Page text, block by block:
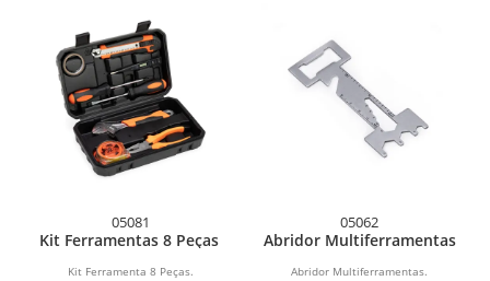
05081
Kit Ferramentas 8 Peças
Kit Ferramenta 8 Peças.
05062
Abridor Multiferramentas
Abridor Multiferramentas.